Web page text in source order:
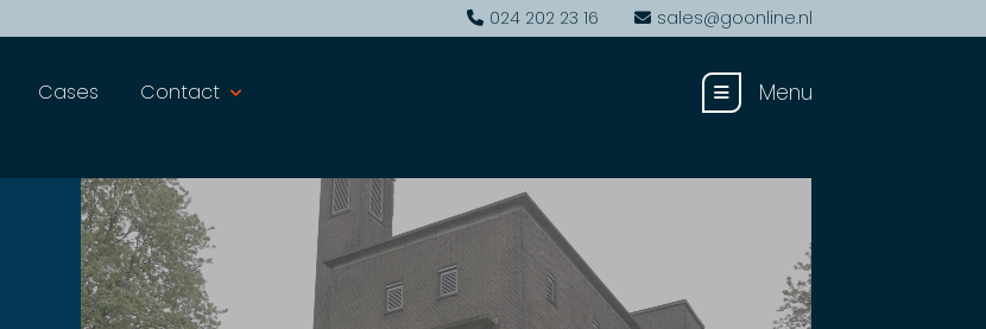
024 202 23 16 sales@goonline.nl
Cases Contact Menu